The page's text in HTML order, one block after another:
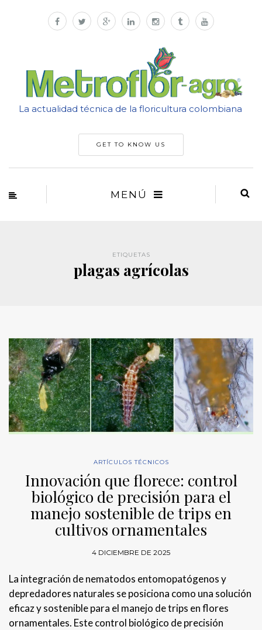
La actualidad técnica de la floricultura colombiana
GET TO KNOW US
MENÚ
ETIQUETAS
plagas agrícolas
ARTÍCULOS TÉCNICOS
Innovación que florece: control
biológico de precisión para el
manejo sostenible de trips en
cultivos ornamentales
4 DICIEMBRE DE 2025
La integración de nematodos entomopatógenos y
depredadores naturales se posiciona como una solución
eficaz y sostenible para el manejo de trips en flores
ornamentales. Este control biológico de precisión